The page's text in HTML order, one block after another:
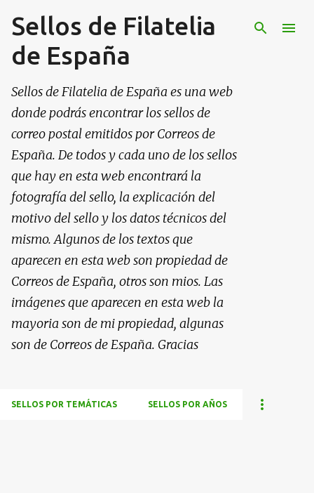
Ir al contenido principal
Sellos de Filatelia
de España
Sellos de Filatelia de España es una web
donde podrás encontrar los sellos de
correo postal emitidos por Correos de
España. De todos y cada uno de los sellos
que hay en esta web encontrará la
fotografía del sello, la explicación del
motivo del sello y los datos técnicos del
mismo. Algunos de los textos que
aparecen en esta web son propiedad de
Correos de España, otros son mios. Las
imágenes que aparecen en esta web la
mayoria son de mi propiedad, algunas
son de Correos de España. Gracias
SELLOS POR TEMÁTICAS SELLOS POR AÑOS